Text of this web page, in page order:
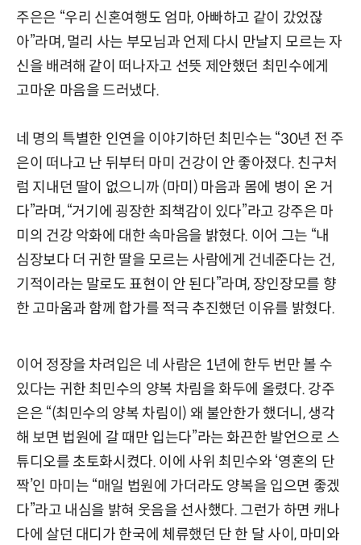
주은은 “우리 신혼여행도 엄마, 아빠하고 같이 갔었잖
아”라며, 멀리 사는 부모님과 언제 다시 만날지 모르는 자
신을 배려해 같이 떠나자고 선뜻 제안했던 최민수에게
고마운 마음을 드러냈다.
네 명의 특별한 인연을 이야기하던 최민수는 “30년 전 주
은이 떠나고 난 뒤부터 마미 건강이 안 좋아졌다. 친구처
럼 지내던 딸이 없으니까 (마미) 마음과 몸에 병이 온 거
다”라며, “거기에 굉장한 죄책감이 있다”라고 강주은 마
미의 건강 악화에 대한 속마음을 밝혔다. 이어 그는 “내
심장보다 더 귀한 딸을 모르는 사람에게 건네준다는 건,
기적이라는 말로도 표현이 안 된다”라며, 장인장모를 향
한 고마움과 함께 합가를 적극 추진했던 이유를 밝혔다.
이어 정장을 차려입은 네 사람은 1년에 한두 번만 볼 수
있다는 귀한 최민수의 양복 차림을 화두에 올렸다. 강주
은은 “(최민수의 양복 차림이) 왜 불안한가 했더니, 생각
해 보면 법원에 갈 때만 입는다”라는 화끈한 발언으로 스
튜디오를 초토화시켰다. 이에 사위 최민수와 ‘영혼의 단
짝’인 마미는 “매일 법원에 가더라도 양복을 입으면 좋겠
다”라고 내심을 밝혀 웃음을 선사했다. 그런가 하면 캐나
다에 살던 대디가 한국에 체류했던 단 한 달 사이, 마미와